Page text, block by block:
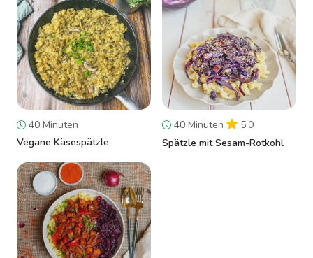
40 Minuten
Vegane Käsespätzle
40 Minuten
5.0
Spätzle mit Sesam-Rotkohl